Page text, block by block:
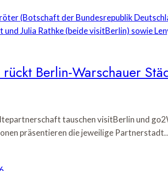
Berlin-Warschauer
tauschen visitBerlin und
präsentieren die jeweilige